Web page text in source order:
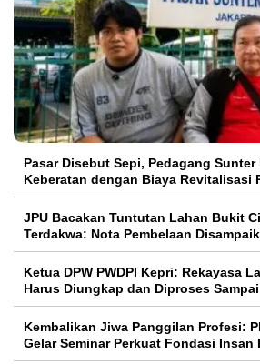
Pasar Disebut Sepi, Pedagang Sunter
Keberatan dengan Biaya Revitalisasi
JPU Bacakan Tuntutan Lahan Bukit
Terdakwa: Nota Pembelaan
Ketua DPW PWDPI Kepri: Rekayasa
Harus Diungkap dan Diproses
Kembalikan Jiwa Panggilan Profesi:
Gelar Seminar Perkuat Fondasi Insan